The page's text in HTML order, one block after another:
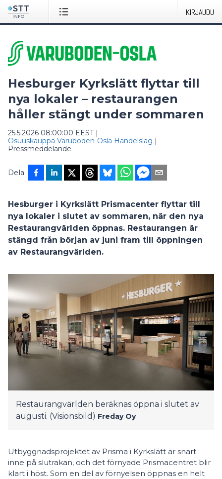
KIRJAUDU
Hesburger Kyrkslätt flyttar till
nya lokaler – restaurangen
håller stängt under sommaren
25.5.2026 08:00:00 EEST|
Osuuskauppa Varuboden-Osla Handelslag |
Pressmeddelande
Dela
Hesburger i Kyrkslätt Prismacenter flyttar till
nya lokaler i slutet av sommaren, när den nya
Restaurangvärlden öppnas. Restaurangen är
stängd från början av juni fram till öppningen
av Restaurangvärlden.
Restaurangvärlden beräknas öppna i slutet av
augusti. (Visionsbild) Freday Oy
Utbyggnadsprojektet av Prisma i Kyrkslätt är snart
inne på slutrakan, och det förnyade Prismacentret blir
klart i höst. Som en del av förnyelsen öppnas en helt